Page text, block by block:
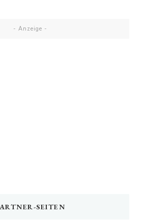
- Anzeige -
SEITEN